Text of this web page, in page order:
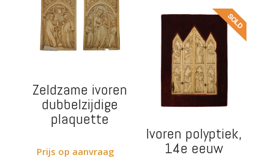
Zeldzame ivoren
dubbelzijdige
plaquette
Prijs op aanvraag
Ivoren polyptiek,
14e eeuw